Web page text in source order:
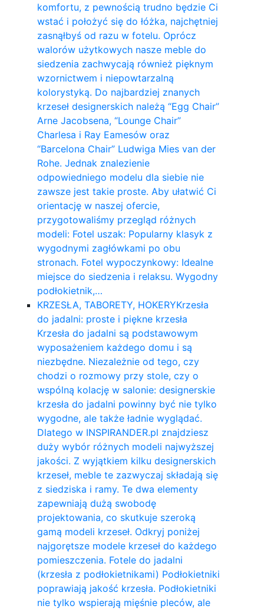
komfortu, z pewnością trudno będzie Ci
wstać i położyć się do łóżka, najchętniej
zasnąłbyś od razu w fotelu. Oprócz
walorów użytkowych nasze meble do
siedzenia zachwycają również pięknym
wzornictwem i niepowtarzalną
kolorystyką. Do najbardziej znanych
krzeseł designerskich należą “Egg Chair”
Arne Jacobsena, “Lounge Chair”
Charlesa i Ray Eamesów oraz
“Barcelona Chair” Ludwiga Mies van der
Rohe. Jednak znalezienie
odpowiedniego modelu dla siebie nie
zawsze jest takie proste. Aby ułatwić Ci
orientację w naszej ofercie,
przygotowaliśmy przegląd różnych
modeli: Fotel uszak: Popularny klasyk z
wygodnymi zagłówkami po obu
stronach. Fotel wypoczynkowy: Idealne
miejsce do siedzenia i relaksu. Wygodny
podłokietnik,…
KRZESŁA, TABORETY, HOKERYKrzesła
do jadalni: proste i piękne krzesła
Krzesła do jadalni są podstawowym
wyposażeniem każdego domu i są
niezbędne. Niezależnie od tego, czy
chodzi o rozmowy przy stole, czy o
wspólną kolację w salonie: designerskie
krzesła do jadalni powinny być nie tylko
wygodne, ale także ładnie wyglądać.
Dlatego w INSPIRANDER.pl znajdziesz
duży wybór różnych modeli najwyższej
jakości. Z wyjątkiem kilku designerskich
krzeseł, meble te zazwyczaj składają się
z siedziska i ramy. Te dwa elementy
zapewniają dużą swobodę
projektowania, co skutkuje szeroką
gamą modeli krzeseł. Odkryj poniżej
najgorętsze modele krzeseł do każdego
pomieszczenia. Fotele do jadalni
(krzesła z podłokietnikami) Podłokietniki
poprawiają jakość krzesła. Podłokietniki
nie tylko wspierają mięśnie pleców, ale